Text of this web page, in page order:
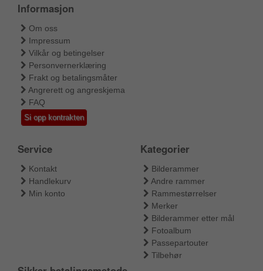
Informasjon
Om oss
Impressum
Vilkår og betingelser
Personvernerklæring
Frakt og betalingsmåter
Angrerett og angreskjema
FAQ
Si opp kontrakten
Service
Kontakt
Handlekurv
Min konto
Kategorier
Bilderammer
Andre rammer
Rammestørrelser
Merker
Bilderammer etter mål
Fotoalbum
Passepartouter
Tilbehør